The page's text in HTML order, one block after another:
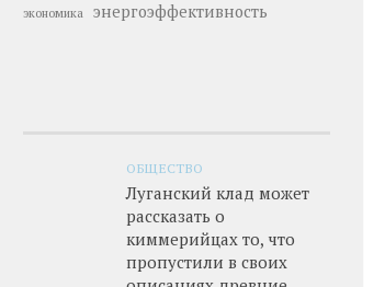
экономика энергоэффективность
ОБЩЕСТВО
Луганский клад может
рассказать о
киммерийцах то, что
пропустили в своих